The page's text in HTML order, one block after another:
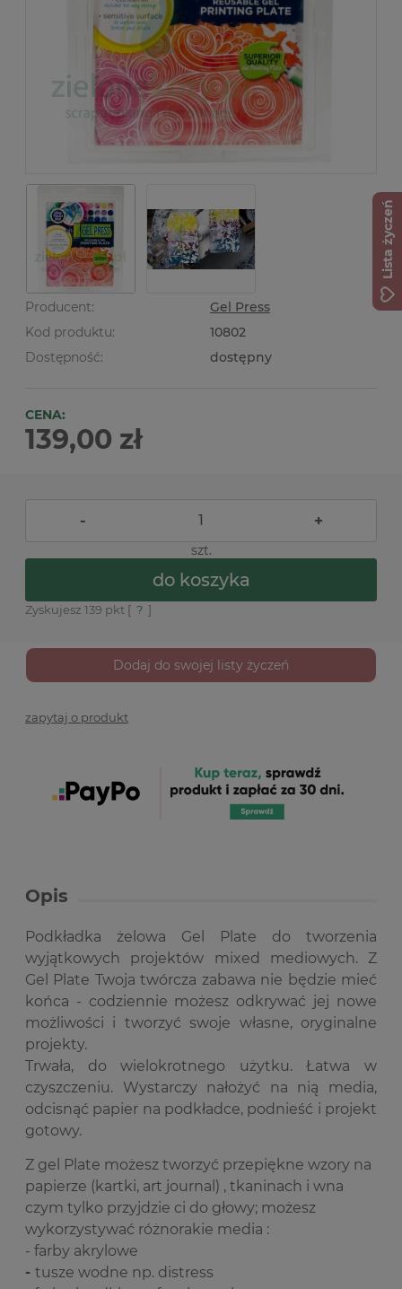
Producent:
Gel Press
Kod produktu:
10802
Dostępność:
dostępny
CENA:
139,00 zł
- +
szt.
do koszyka
Zyskujesz 139 pkt [ ? ]
Dodaj do swojej listy życzeń
zapytaj o produkt
Opis
Podkładka żelowa Gel Plate do tworzenia
wyjątkowych projektów mixed mediowych. Z
Gel Plate Twoja twórcza zabawa nie będzie mieć
końca - codziennie możesz odkrywać jej nowe
możliwości i tworzyć swoje własne, oryginalne
projekty.
Trwała, do wielokrotnego użytku. Łatwa w
czyszczeniu. Wystarczy nałożyć na nią media,
odcisnąć papier na podkładce, podnieść i projekt
gotowy.
Z gel Plate możesz tworzyć przepiękne wzory na
papierze (kartki, art journal) , tkaninach i wna
czym tylko przyjdzie ci do głowy; możesz
wykorzystywać różnorakie media :
- farby akrylowe
- tusze wodne np. distress
Lista życzeń